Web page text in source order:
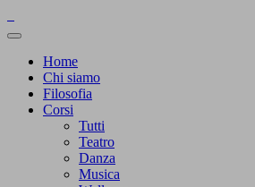
Home
Chi siamo
Filosofia
Corsi
Tutti
Teatro
Danza
Musica